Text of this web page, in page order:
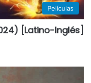
Películas
[Latino-Inglés]